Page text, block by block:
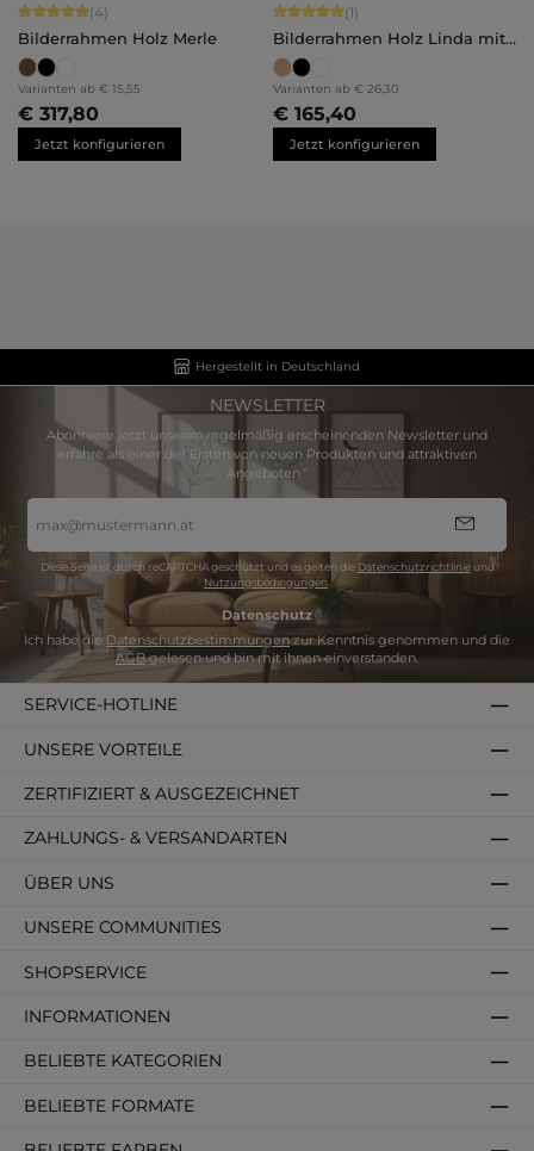
Durchschnittliche Bewertung von 5 von 5 Sternen
(4)
Bilderrahmen Holz Merle
Varianten ab € 15,55
€ 317,80
Jetzt konfigurieren
Durchschnittliche Bewertung von 5
(1)
Bilderrahmen Holz Linda mit
Abstandsleiste
Varianten ab € 26,30
€ 165,40
Jetzt konfigurieren
Hergestellt in Deutschland
NEWSLETTER
Abonniere jetzt unseren regelmäßig erscheinenden Newsletter und
erfahre als einer der Ersten von neuen Produkten und attraktiven
Angeboten.“
Mail-
Adresse
Diese Seite ist durch reCAPTCHA geschützt und es gelten die Datenschutzrichtlinieund
Nutzungsbedingungen.
Datenschutz
Ich habe die Datenschutzbestimmungenzur Kenntnis genommen und die
AGBgelesen und bin mit ihnen einverstanden.
SERVICE-HOTLINE
SHOPSERVICE
INFORMATIONEN
BELIEBTE KATEGORIEN
BELIEBTE FORMATE
ZAHLUNGS- & VERSANDARTEN
ÜBER UNS
ZERTIFIZIERT & AUSGEZEICHNET
UNSERE VORTEILE
UNSERE COMMUNITIES